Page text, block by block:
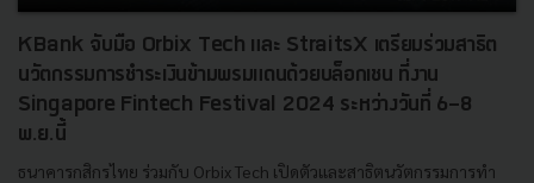
KBank จับมือ Orbix Tech และ StraitsX เตรียมร่วมสาธิต
นวัตกรรมการชำระเงินข้ามพรมแดนด้วยบล็อกเชน ที่งาน
Singapore Fintech Festival 2024 ระหว่างวันที่ 6-8
พ.ย.นี้
ธนาคารกสิกรไทย ร่วมกับ Orbix Tech เปิดตัวและสาธิตนวัตกรรมการทำ